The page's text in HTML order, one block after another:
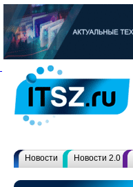
Новости Новости 2.0